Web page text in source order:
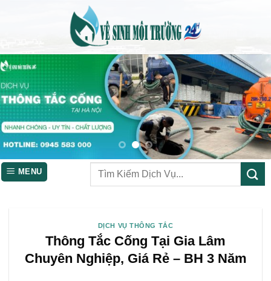
MENU
DỊCH VỤ THÔNG TẮC
Thông Tắc Cống Tại Gia Lâm
Chuyên Nghiệp, Giá Rẻ – BH 3 Năm